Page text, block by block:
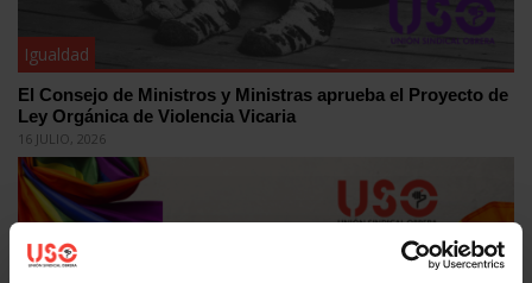
Igualdad
El Consejo de Ministros y Ministras aprueba el Proyecto de
Ley Orgánica de Violencia Vicaria
16 JULIO, 2026